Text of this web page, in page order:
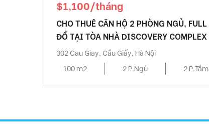
$1,100/tháng
CHO THUÊ CĂN HỘ 2 PHÒNG NGỦ, FULL
ĐỒ TẠI TÒA NHÀ DISCOVERY COMPLEX
302 Cau Giay, Cầu Giấy, Hà Nội
100 m2
2 P.Ngủ 2 P.Tắm